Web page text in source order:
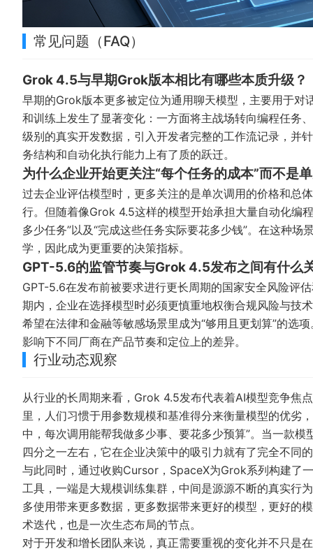
常见问题（FAQ）
Grok 4.5与早期Grok版本相比有哪些本质升级？
早期的Grok版本更多被定位为通用聊天模型，主要用于
和训练上发生了显著变化：一方面将主战场转向编程任务
级别的真实开发数据，引入开发者完整的工作流记录，并
务结构和自动化执行能力上有了质的跃迁。
为什么企业开始更关注“每个任务的成本”而不是
过去企业评估模型时，更多关注的是单次调用的价格和总
行。但随着像Grok 4.5这样的模型开始承担大量自动化编
多少任务”以及“完成这些任务实际要花多少钱”。在这种
学，因此成为更重要的决策指标。
GPT-5.6的监管节奏与Grok 4.5发布之间有什么
GPT-5.6在发布前被要求进行更长周期的国家安全风险评
期内，企业在选择模型时必须更慎重地权衡合规风险与技
希望在法律和金融等敏感场景里成为“够用且更划算”的选
影响下不同厂商在产品节奏和定位上的差异。
行业动态观察
从行业的长周期来看，Grok 4.5发布代表着AI模型竞争焦
里，人们习惯于用参数规模和基准得分来衡量模型的优劣
中，每次调用能帮我做多少事、要花多少预算”。当一款
四分之一左右，它在企业决策中的吸引力就有了完全不同
与此同时，通过收购Cursor，SpaceX为Grok系列构建了
工具，一端是大规模训练集群，中间是源源不断的真实行
多使用带来更多数据，更多数据带来更好的模型，更好的
术迭代，也是一次生态布局的节点。
对于开发和增长团队来说，真正需要重视的变化并不只是